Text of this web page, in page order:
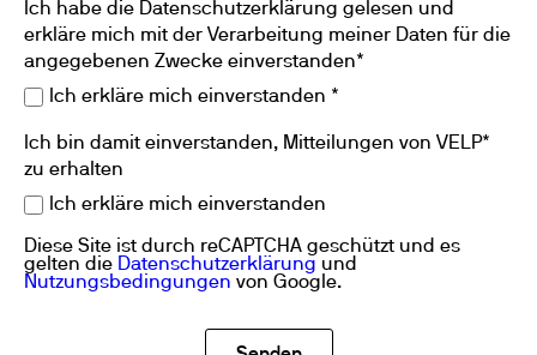
Ich habe die Datenschutzerklärung gelesen und
erkläre mich mit der Verarbeitung meiner Daten für die
angegebenen Zwecke einverstanden*
Ich erkläre mich einverstanden *
Ich bin damit einverstanden, Mitteilungen von VELP*
zu erhalten
Ich erkläre mich einverstanden
Diese Site ist durch reCAPTCHA geschützt und es
gelten die Datenschutzerklärung und
Nutzungsbedingungen von Google.